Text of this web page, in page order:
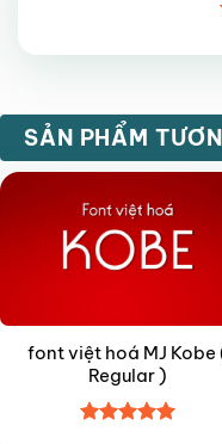
SẢN PHẨM
FREE
font việt hoá MJ Kobe
Regular )